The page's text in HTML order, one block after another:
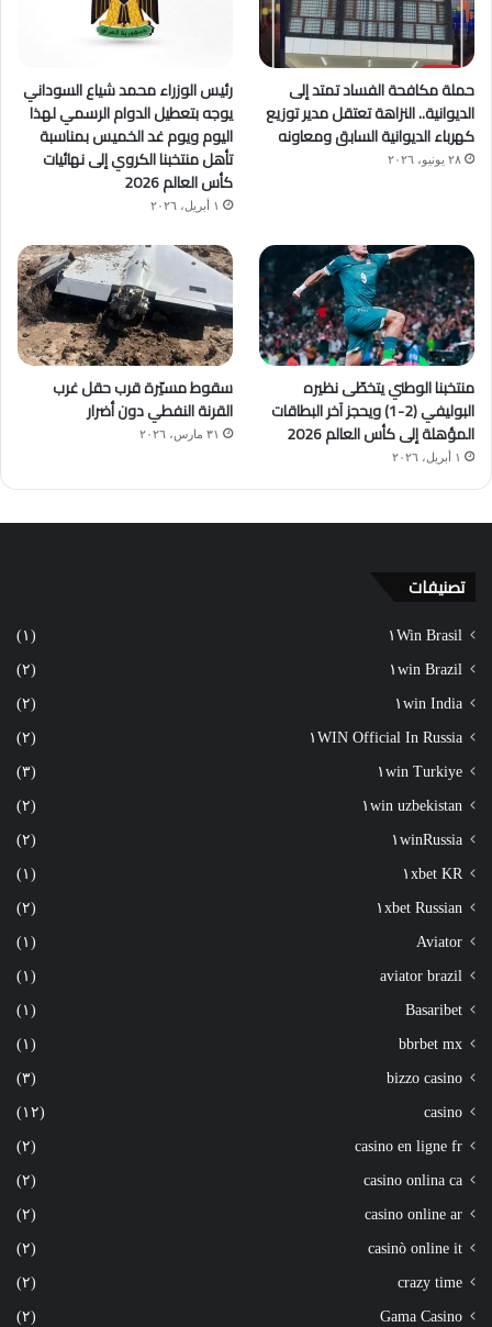
حملة مكافحة الفساد تمتد إلى
الديوانية.. النزاهة تعتقل مدير توزيع
كهرباء الديوانية السابق ومعاونه
٢٨ يونيو، ٢٠٢٦
رئيس الوزراء محمد شياع السوداني
يوجه بتعطيل الدوام الرسمي لهذا
اليوم ويوم غد الخميس بمناسبة
تأهل منتخبنا الكروي إلى نهائيات
كأس العالم 2026
١ أبريل، ٢٠٢٦
منتخبنا الوطني يتخطّى نظيره
البوليفي (2-1) ويحجز آخر البطاقات
المؤهلة إلى كأس العالم 2026
١ أبريل، ٢٠٢٦
سقوط مسيّرة قرب حقل غرب
القرنة النفطي دون أضرار
٣١ مارس، ٢٠٢٦
تصنيفات
١Win Brasil (١)
١win Brazil (٢)
١win India (٢)
١WIN Official In Russia (٢)
١win Turkiye (٣)
١win uzbekistan (٢)
١winRussia (٢)
١xbet KR (١)
١xbet Russian (٢)
Aviator (١)
aviator brazil (١)
Basaribet (١)
bbrbet mx (١)
bizzo casino (٣)
casino (١٢)
casino en ligne fr (٢)
casino onlina ca (٢)
casino online ar (٢)
casinò online it (٢)
crazy time (٢)
Gama Casino (٢)